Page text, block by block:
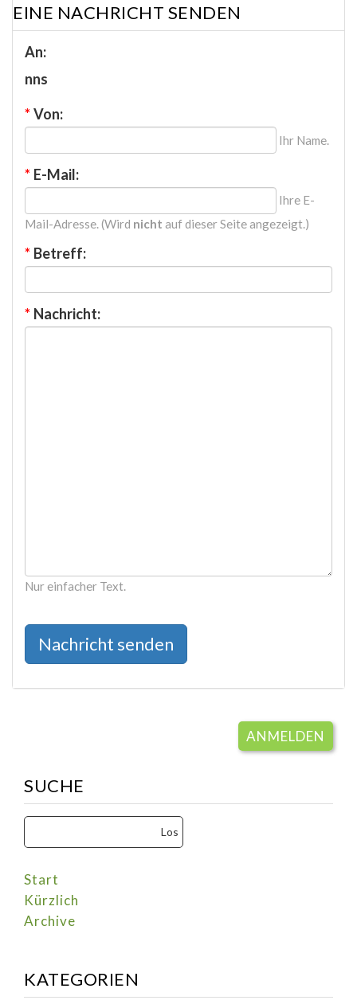
EINE NACHRICHT SENDEN
An:
nns
*Von:
Ihr Name.
* E-Mail:
Ihre E-
Mail-Adresse. (Wird nicht auf dieser Seite angezeigt.)
* Betreff:
* Nachricht:
Nur einfacher Text.
ANMELDEN
SUCHE
Start
Kürzlich
Archive
KATEGORIEN